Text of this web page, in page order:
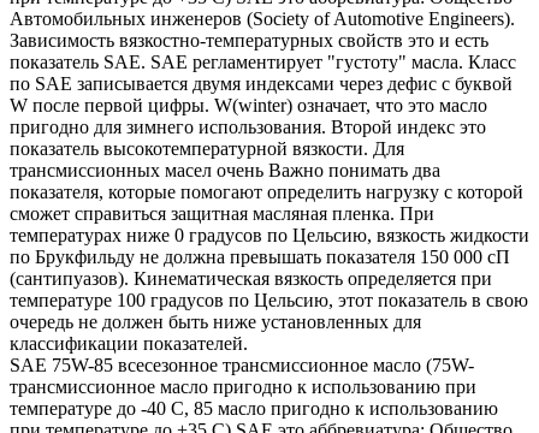
Автомобильных инженеров (Society of Automotive Engineers).
Зависимость вязкостно-температурных свойств это и есть
показатель SAE. SAE регламентирует "густоту" масла. Класс
по SAE записывается двумя индексами через дефис с буквой
W после первой цифры. W(winter) означает, что это масло
пригодно для зимнего использования. Второй индекс это
показатель высокотемпературной вязкости. Для
трансмиссионных масел очень Важно понимать два
показателя, которые помогают определить нагрузку с которой
сможет справиться защитная масляная пленка. При
температурах ниже 0 градусов по Цельсию, вязкость жидкости
по Брукфильду не должна превышать показателя 150 000 сП
(сантипуазов). Кинематическая вязкость определяется при
температуре 100 градусов по Цельсию, этот показатель в свою
очередь не должен быть ниже установленных для
классификации показателей.
SAE 75W-85 всесезонное трансмиссионное масло (75W-
трансмиссионное масло пригодно к использованию при
температуре до -40 С, 85 масло пригодно к использованию